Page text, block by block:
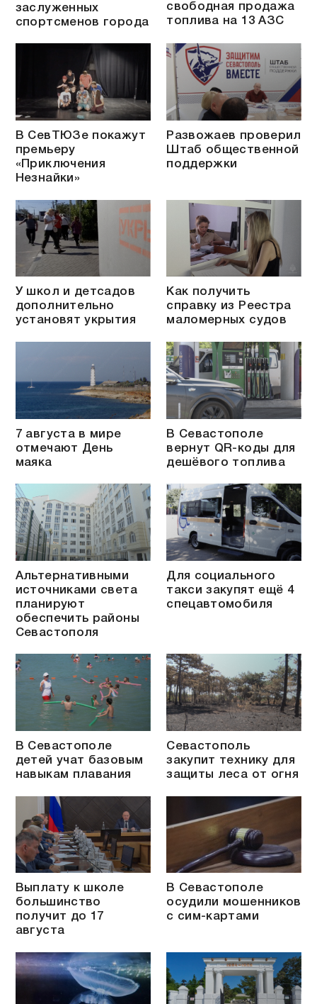
заслуженных
спортсменов города
свободная продажа
топлива на 13 АЗС
В СевТЮЗе покажут
премьеру
«Приключения
Незнайки»
Развожаев проверил
Штаб общественной
поддержки
У школ и детсадов
дополнительно
установят укрытия
Как получить
справку из Реестра
маломерных судов
7 августа в мире
отмечают День
маяка
В Севастополе
вернут QR-коды для
дешёвого топлива
Альтернативными
источниками света
планируют
обеспечить районы
Севастополя
Для социального
такси закупят ещё 4
спецавтомобиля
В Севастополе
детей учат базовым
навыкам плавания
Севастополь
закупит технику для
защиты леса от огня
Выплату к школе
большинство
получит до 17
августа
В Севастополе
осудили мошенников
с сим-картами